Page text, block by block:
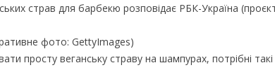
страв для барбекю розповідає РБК-Україна
фото: GettyImages)
просту веганську страву на шампурах, потрібні